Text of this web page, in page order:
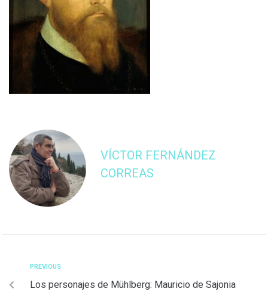
VÍCTOR FERNÁNDEZ
CORREAS
PREVIOUS
Los personajes de Mühlberg: Mauricio de Sajonia